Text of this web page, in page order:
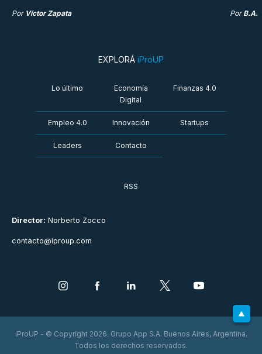
Por Víctor Zapata Por B.A.
Director: Norberto Zocco
contacto@iproup.com
EXPLORÁ iProUP
Lo último
Economía
Digital
Finanzas 4.0
Empleo 4.0 Innovación Startups
Leaders Contacto
RSS
iProUP - © Copyright 2026. Grupo App S.A. Buenos Aires, Argentina.
Todos los derechos reservados.